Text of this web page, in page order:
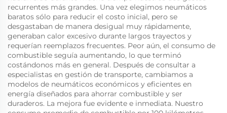
recurrentes más grandes. Una vez elegimos neumáticos
baratos sólo para reducir el costo inicial, pero se
desgastaban de manera desigual muy rápidamente,
generaban calor excesivo durante largos trayectos y
requerían reemplazos frecuentes. Peor aún, el consumo de
combustible seguía aumentando, lo que terminó
costándonos más en general. Después de consultar a
especialistas en gestión de transporte, cambiamos a
modelos de neumáticos económicos y eficientes en
energía diseñados para ahorrar combustible y ser
duraderos. La mejora fue evidente e inmediata. Nuestro